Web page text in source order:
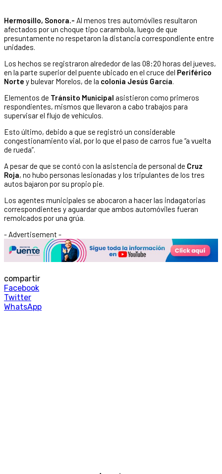
Hermosillo, Sonora.- Al menos tres automóviles resultaron
afectados por un choque tipo carambola, luego de que
presuntamente no respetaron la distancia correspondiente entre
unidades.
Los hechos se registraron alrededor de las 08:20 horas del jueves,
en la parte superior del puente ubicado en el cruce del Periférico
Norte y bulevar Morelos, de la colonia Jesús García.
Elementos de Tránsito Municipal asistieron como primeros
respondientes, mismos que llevaron a cabo trabajos para
supervisar el flujo de vehículos.
Esto último, debido a que se registró un considerable
congestionamiento vial, por lo que el paso de carros fue “a vuelta
de rueda”.
A pesar de que se contó con la asistencia de personal de Cruz
Roja, no hubo personas lesionadas y los tripulantes de los tres
autos bajaron por su propio pie.
Los agentes municipales se abocaron a hacer las indagatorias
correspondientes y aguardar que ambos automóviles fueran
remolcados por una grúa.
- Advertisement -
compartir
Facebook
Twitter
WhatsApp